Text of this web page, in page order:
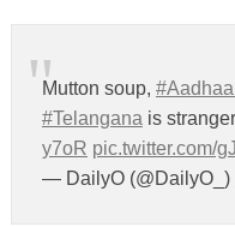
Mutton soup,
#Telangana is
y7oR pic.twitter.com/
— DailyO (@DailyO_)